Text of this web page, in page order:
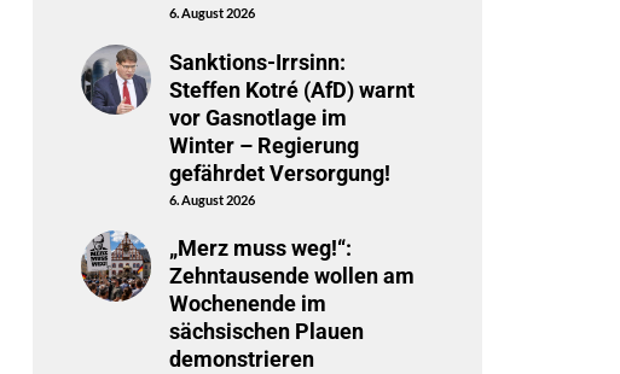
6. August 2026
Sanktions-Irrsinn:
Steffen Kotré (AfD) warnt
vor Gasnotlage im
Winter – Regierung
gefährdet Versorgung!
6. August 2026
„Merz muss weg!“:
Zehntausende wollen am
Wochenende im
sächsischen Plauen
demonstrieren